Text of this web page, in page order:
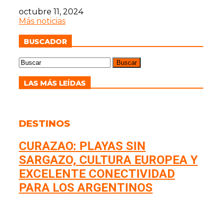
octubre 11, 2024
Más noticias
BUSCADOR
LAS MÁS LEÍDAS
DESTINOS
CURAZAO: PLAYAS SIN
SARGAZO, CULTURA EUROPEA Y
EXCELENTE CONECTIVIDAD
PARA LOS ARGENTINOS